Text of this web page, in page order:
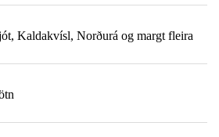
Kaldakvísl, Norðurá og margt fleira